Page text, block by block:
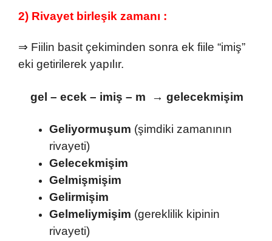
2) Rivayet birleşik zamanı :
⇒ Fiilin basit çekiminden sonra ek fiile “imiş”
eki getirilerek yapılır.
gel – ecek – imiş – m → gelecekmişim
Geliyormuşum (şimdiki zamanının
rivayeti)
Gelecekmişim
Gelmişmişim
Gelirmişim
Gelmeliymişim (gereklilik kipinin
rivayeti)